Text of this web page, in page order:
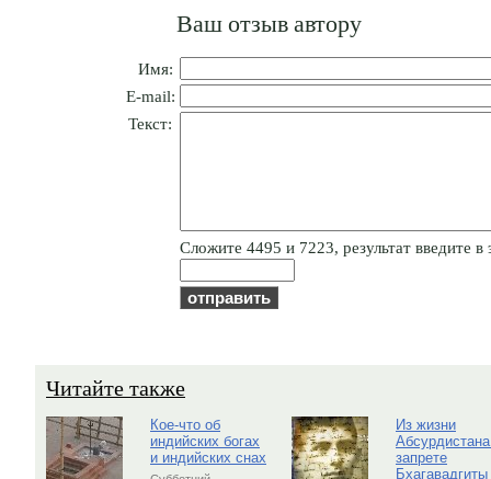
Ваш отзыв автору
Имя:
E-mail:
Текст:
Cлoжитe 4495 и 7223, результат введите в
Читайте также
Кое-что об
индийских богах
и индийских снах
Из жизни
запрете
Бхагавадгиты